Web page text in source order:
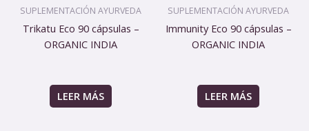
SUPLEMENTACIÓN AYURVEDA
Trikatu Eco 90 cápsulas –
ORGANIC INDIA
LEER MÁS
SUPLEMENTACIÓN AYURVEDA
Immunity Eco 90 cápsulas –
ORGANIC INDIA
LEER MÁS